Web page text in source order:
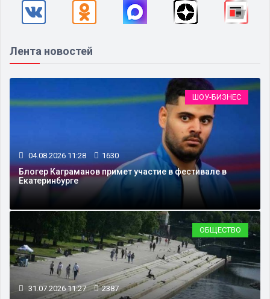
Лента новостей
ШОУ-БИЗНЕС
04.08.2026 11:28 1630
Блогер Каграманов примет участие в фестивале в
Екатеринбурге
ОБЩЕСТВО
31.07.2026 11:27 2387